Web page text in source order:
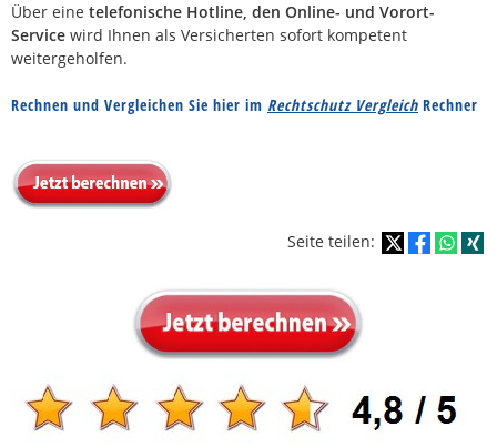
Über eine telefonische Hotline, den Online- und Vorort-
Service wird Ihnen als Versicherten sofort kompetent
weitergeholfen.
Rechnen und Vergleichen Sie hier im Rechtschutz Vergleich Rechner
Seite teilen: